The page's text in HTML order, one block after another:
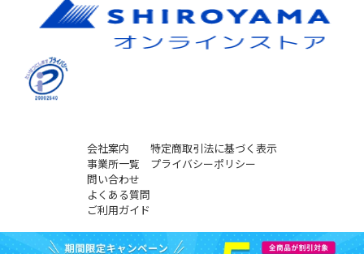
会社案内
事業所一覧
問い合わせ
よくある質問
ご利用ガイド
特定商取引法に基づく表示
プライバシーポリシー